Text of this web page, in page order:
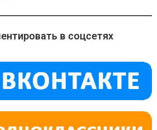
at
s
p
p
в соцсетях